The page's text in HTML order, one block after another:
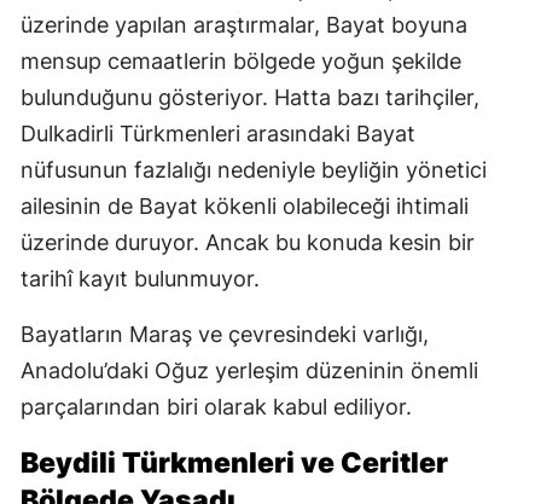
üzerinde yapılan araştırmalar, Bayat boyuna
mensup cemaatlerin bölgede yoğun şekilde
bulunduğunu gösteriyor. Hatta bazı tarihçiler,
Dulkadirli Türkmenleri arasındaki Bayat
nüfusunun fazlalığı nedeniyle beyliğin yönetici
ailesinin de Bayat kökenli olabileceği ihtimali
üzerinde duruyor. Ancak bu konuda kesin bir
tarihî kayıt bulunmuyor.
Bayatların Maraş ve çevresindeki varlığı,
Anadolu’daki Oğuz yerleşim düzeninin önemli
parçalarından biri olarak kabul ediliyor.
Beydili Türkmenleri ve Ceritler